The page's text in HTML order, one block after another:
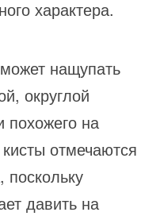
характера.
нащупать
округлой
похожего на
отмечаются
поскольку
давить на